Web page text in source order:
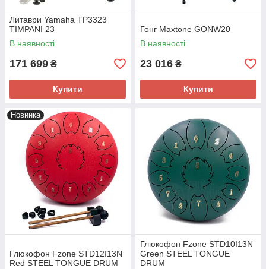
Литаври Yamaha TP3323
TIMPANI 23
В наявності
171 699 ₴
Купити
Гонг Maxtone GONW20
В наявності
23 016 ₴
Купити
Новинка
Глюкофон Fzone STD12I13N
Red STEEL TONGUE DRUM
Глюкофон Fzone STD10I13N
Green STEEL TONGUE
DRUM